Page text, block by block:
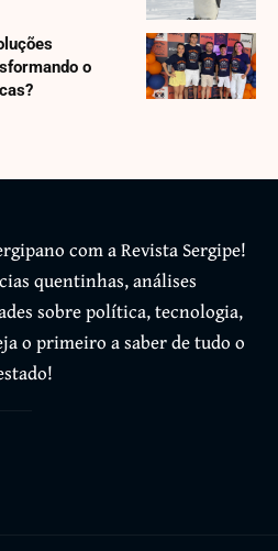
o
com a Revista Sergipe!
quentinhas, análises
sobre política, tecnologia,
o primeiro a saber de tudo o